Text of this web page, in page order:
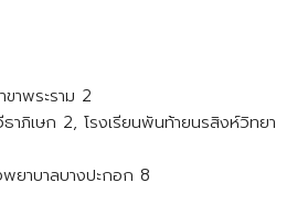
าพระราม 2
าภิเษก 2, โรงเรียนพันท้ายนรสิงห์วิทยา
ยาบาลบางปะกอก 8